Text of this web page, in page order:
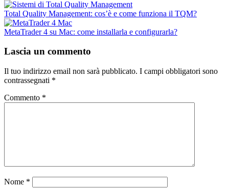
Total Quality Management: cos’è e come funziona il TQM?
MetaTrader 4 su Mac: come installarla e configurarla?
Lascia un commento
Il tuo indirizzo email non sarà pubblicato. I campi obbligatori sono
contrassegnati *
Commento *
Nome *